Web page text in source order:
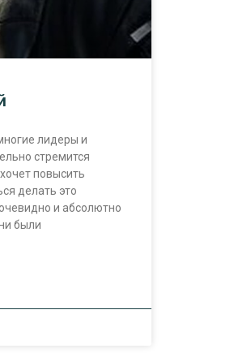
лидеры и
стремится
повысить
делать это
и абсолютно
были